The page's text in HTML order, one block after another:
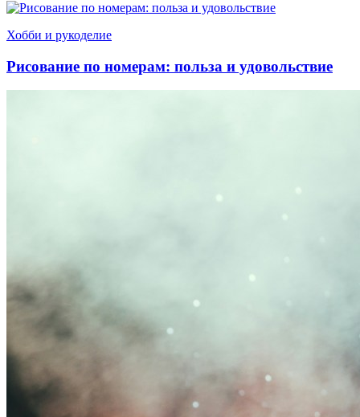
Хобби и рукоделие
Рисование по номерам: польза и удовольствие